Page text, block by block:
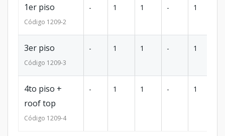
1er piso
Código 1209-2
- 1 1 - 1
3er piso
Código 1209-3
- 1 1 - 1
4to piso +
roof top
Código 1209-4
- 1 1 - 1